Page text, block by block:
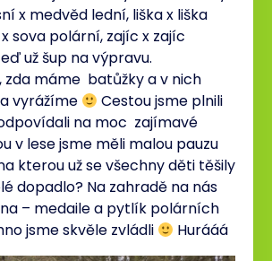
x medvěd lední, liška x liška
sova polární, zajíc x zajíc
už šup na výpravu.
zda máme batůžky a v nich
vyrážíme
Cestou jsme plnili
na moc zajímavé
v lese jsme měli malou pauzu
kterou už se všechny děti těšily
dopadlo? Na zahradě na nás
– medaile a pytlík polárních
jsme skvěle zvládli Hurááá